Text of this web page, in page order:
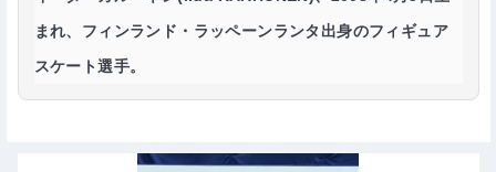
まれ、フィンランド・ラッペーンランタ出身のフィギュア
スケート選手。